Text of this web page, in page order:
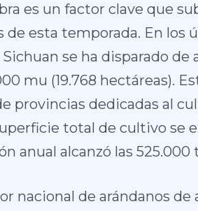
es un factor clave que
de esta temporada. En los
se ha disparado
mu (19.768 hectáreas).
provincias dedicadas al
total de cultivo se
anual alcanzó las 525.000
nacional de arándanos de